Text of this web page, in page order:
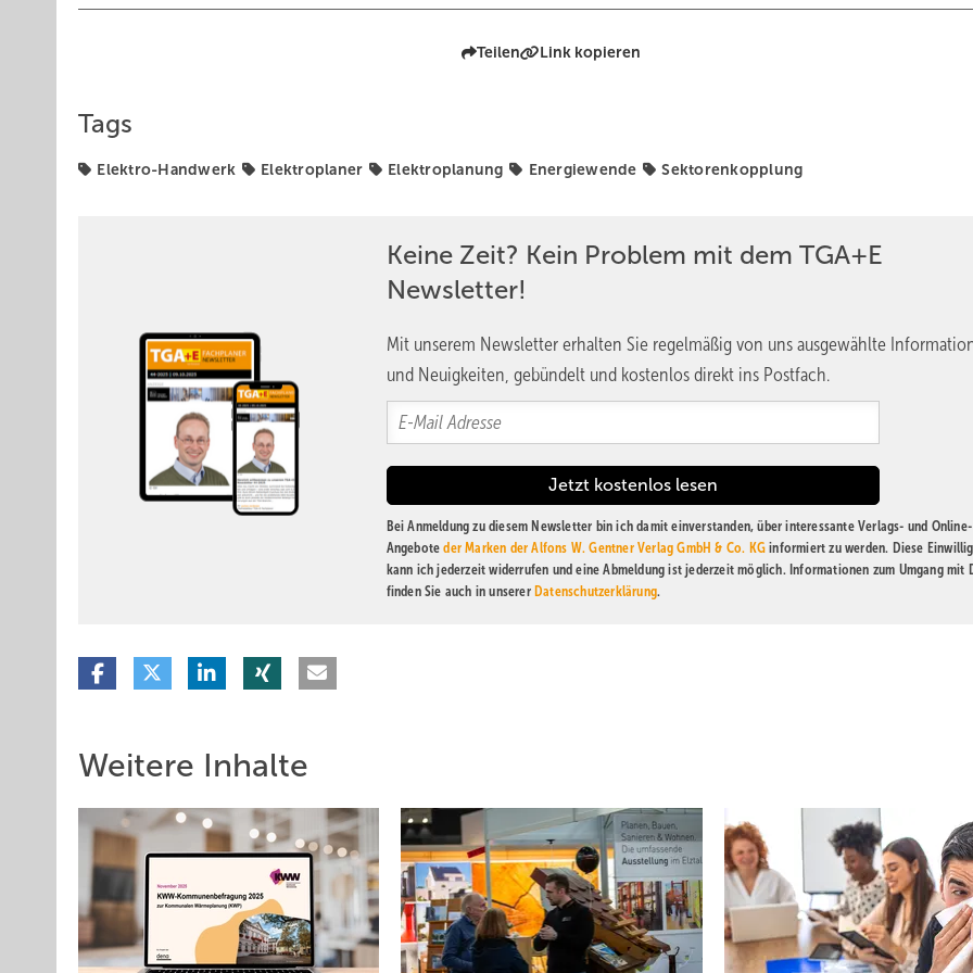
Teilen Link kopieren
Tags
Elektro-Handwerk Elektroplaner Elektroplanung Energiewende Sektorenkopplung
Keine Zeit? Kein Problem mit dem TGA+E
Newsletter!
Mit unserem Newsletter erhalten Sie regelmäßig von uns ausgewählte
und Neuigkeiten, gebündelt und kostenlos direkt ins Postfach.
Bei Anmeldung zu diesem Newsletter bin ich damit einverstanden, über interessante Verlags- und Online-
Angeboteder Marken der Alfons W. Gentner Verlag GmbH & Co. KG informiert zu werden. Diese
kann ich jederzeit widerrufen und eine Abmeldung ist jederzeit möglich. Informationen zum Umgang mit
finden Sie auch in unserer Datenschutzerklärung.
Weitere Inhalte